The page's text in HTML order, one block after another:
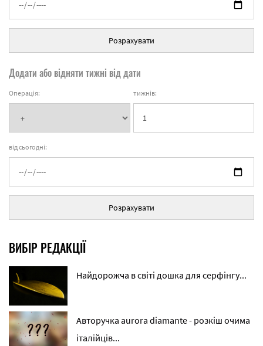
Розрахувати
Додати або відняти тижні від дати
Операція: тижнів:
від сьогодні:
Розрахувати
ВИБІР РЕДАКЦІЇ
Найдорожча в світі дошка для серфінгу...
Авторучка aurora diamante - розкіш очима
італійців...